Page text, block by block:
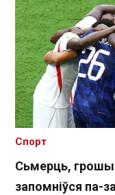
Сьмерць,
запомніўся па-
Спорт